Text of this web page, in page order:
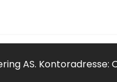
AS. Kontoradresse: